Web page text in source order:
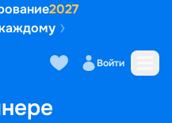
2027
Войти
Маршрут и